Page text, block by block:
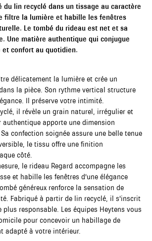
du lin recyclé dans un tissage au caractère
filtre la lumière et habille les fenêtres
Le tombé du rideau est net et sa
Une matière authentique qui conjugue
confort au quotidien.
délicatement la lumière et crée un
la pièce. Son rythme vertical structure
Il préserve votre intimité.
il révèle un grain naturel, irrégulier et
authentique apporte une dimension
confection soignée assure une belle tenue
le tissu offre une finition
côté.
le rideau Regard accompagne les
et habille les fenêtres d'une élégance
généreux renforce la sensation de
Fabriqué à partir de lin recyclé, il s'inscrit
plus responsable. Les équipes Heytens vous
pour concevoir un habillage de
adapté à votre intérieur.